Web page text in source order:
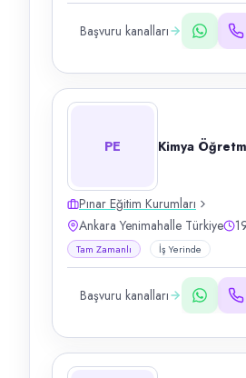
Başvuru kanalları
PE Kimya
Pınar Eğitim Kurumları
Ankara Yenimahalle Türkiye
Tam Zamanlı İş Yerinde
Başvuru kanalları